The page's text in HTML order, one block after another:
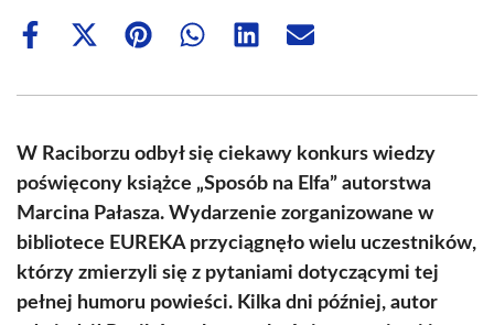
Share
Share
(Twitter)
Share Share Share Share
W Raciborzu odbył się ciekawy konkurs wiedzy
poświęcony książce „Sposób na Elfa” autorstwa
Marcina Pałasza. Wydarzenie zorganizowane w
bibliotece EUREKA przyciągnęło wielu uczestników,
którzy zmierzyli się z pytaniami dotyczącymi tej
pełnej humoru powieści. Kilka dni później, autor